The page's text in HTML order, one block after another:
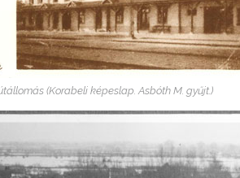
(Korabeli képeslap. Asbóth M. gyűjt.)